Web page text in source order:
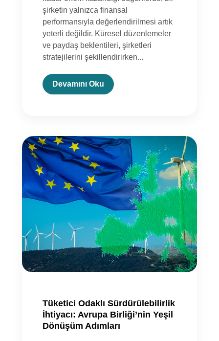
şirketin yalnızca finansal
performansıyla değerlendirilmesi artık
yeterli değildir. Küresel düzenlemeler
ve paydaş beklentileri, şirketleri
stratejilerini şekillendirirken...
Devamını Oku
Tüketici Odaklı Sürdürülebilirlik
İhtiyacı: Avrupa Birliği’nin Yeşil
Dönüşüm Adımları